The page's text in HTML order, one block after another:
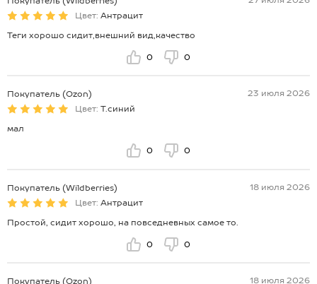
Цвет: Антрацит
Теги хорошо сидит,внешний вид,качество
0 0
Покупатель (Ozon)
23 июля 2026
Цвет: Т.синий
мал
0 0
Покупатель (Wildberries)
18 июля 2026
Цвет: Антрацит
Простой, сидит хорошо, на повседневных самое то.
0 0
Покупатель (Ozon)
18 июля 2026